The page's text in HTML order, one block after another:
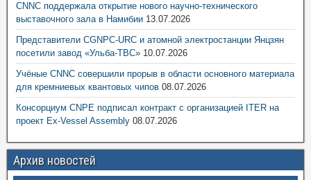
CNNC поддержала открытие нового научно-технического
выставочного зала в Намибии 13.07.2026
Представители CGNPC-URC и атомной электростанции Янцзян
посетили завод «Ульба-ТВС» 10.07.2026
Учёные CNNC совершили прорыв в области основного материала
для кремниевых квантовых чипов 08.07.2026
Консорциум CNPE подписал контракт с организацией ITER на
проект Ex-Vessel Assembly 08.07.2026
Архив новостей